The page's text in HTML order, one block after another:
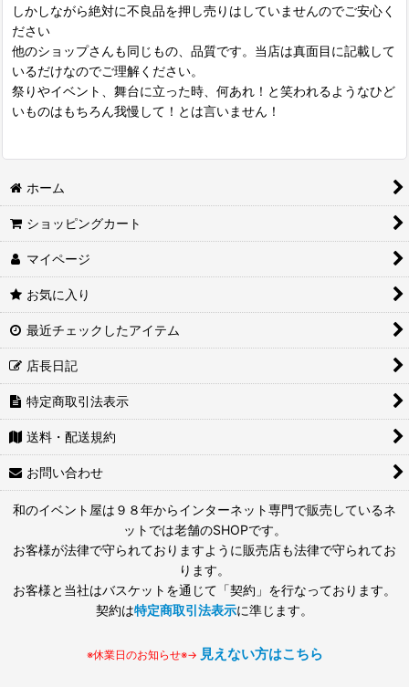
しかしながら絶対に不良品を押し売りはしていませんのでご安心く
ださい
他のショップさんも同じもの、品質です。当店は真面目に記載して
いるだけなのでご理解ください。
祭りやイベント、舞台に立った時、何あれ！と笑われるようなひど
いものはもちろん我慢して！とは言いません！
ホーム
ショッピングカート
マイページ
お気に入り
最近チェックしたアイテム
店長日記
特定商取引法表示
送料・配送規約
お問い合わせ
和のイベント屋は９８年からインターネット専門で販売しているネ
ットでは老舗のSHOPです。
お客様が法律で守られておりますように販売店も法律で守られてお
ります。
お客様と当社はバスケットを通じて「契約」を行なっております。
契約は特定商取引法表示に準じます。
※休業日のお知らせ※→ 見えない方はこちら